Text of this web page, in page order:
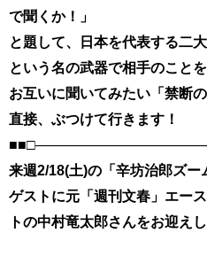
で聞くか！」
と題して、日本を代表する二
という名の武器で相手のこと
お互いに聞いてみたい「禁断
直接、ぶつけて行きます！
来週2/18(土)の「辛坊治郎ズー
ゲストに元「週刊文春」エー
トの中村竜太郎さんをお迎えし